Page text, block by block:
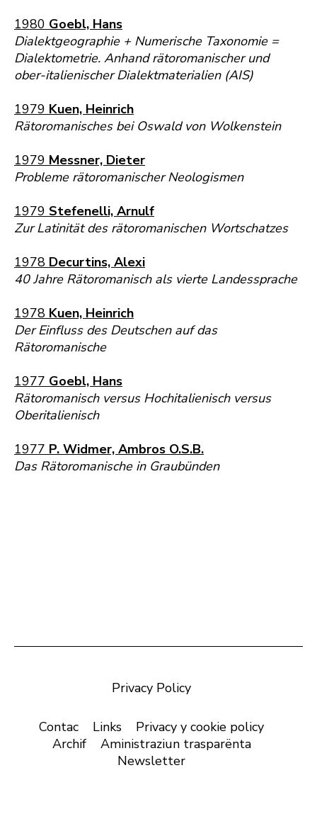
1980 Goebl, Hans
Dialektgeographie + Numerische Taxonomie =
Dialektometrie. Anhand rätoromanischer und
ober-italienischer Dialektmaterialien (AIS)
1979 Kuen, Heinrich
Rätoromanisches bei Oswald von Wolkenstein
1979 Messner, Dieter
Probleme rätoromanischer Neologismen
1979 Stefenelli, Arnulf
Zur Latinität des rätoromanischen Wortschatzes
1978 Decurtins, Alexi
40 Jahre Rätoromanisch als vierte Landessprache
1978 Kuen, Heinrich
Der Einfluss des Deutschen auf das
Rätoromanische
1977 Goebl, Hans
Rätoromanisch versus Hochitalienisch versus
Oberitalienisch
1977 P. Widmer, Ambros O.S.B.
Das Rätoromanische in Graubünden
Privacy Policy
Contac Links
Privacy y cookie policy
Archif
Aministraziun trasparënta
Newsletter